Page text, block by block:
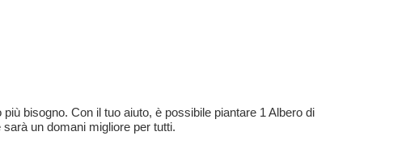
bisogno. Con il tuo aiuto, è possibile piantare 1 Albero di
un domani migliore per tutti.